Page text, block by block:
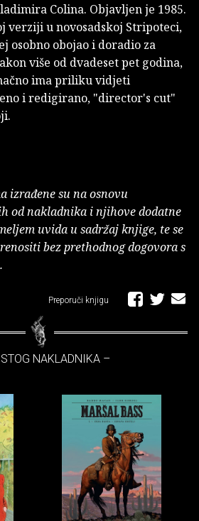
Colina. Objavljen je 1985.
verziji u novosadskoj Stripoteci,
osobno obojao i doradio za
više od dvadeset pet godina,
ima priliku vidjeti
i redigirano, "director's cut"
izrađene su na osnovu
od nakladnika i njihove dodatne
uvida u sadržaj knjige, te se
bez prethodnog dogovora s
Preporuči knjigu
NAKLADNIKA –